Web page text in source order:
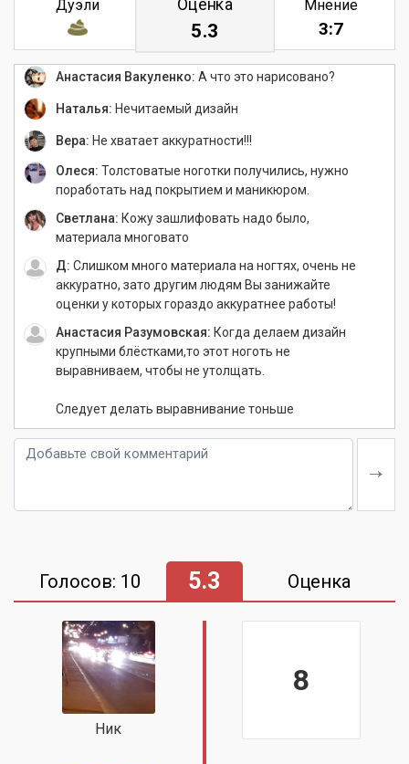
Дуэли Оценка
5.3
Мнение
3:7
Юлия:
Рисунок классный,надо чуть-чуть
поработать над выравниванием.
Анастасия Вакуленко: А что это нарисовано?
Наталья: Нечитаемый дизайн
Вера: Не хватает аккуратности!!!
Олеся: Толстоватые ноготки получились, нужно
поработать над покрытием и маникюром.
Светлана: Кожу зашлифовать надо было,
материала многовато
Д: Слишком много материала на ногтях, очень не
аккуратно, зато другим людям Вы занижайте
оценки у которых гораздо аккуратнее работы!
Анастасия Разумовская: Когда делаем дизайн
крупными блёстками,то этот ноготь не
выравниваем, чтобы не утолщать.
Следует делать выравнивание тоньше
Голосов: 10 5.3 Оценка
Ник
8